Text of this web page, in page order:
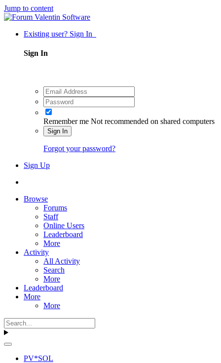
Jump to content
Existing user? Sign In
Sign In
Remember me Not recommended on shared computers
Sign In
Forgot your password?
Sign Up
Browse
Forums
Staff
Online Users
Leaderboard
More
Activity
All Activity
Search
More
Leaderboard
More
More
PV*SOL